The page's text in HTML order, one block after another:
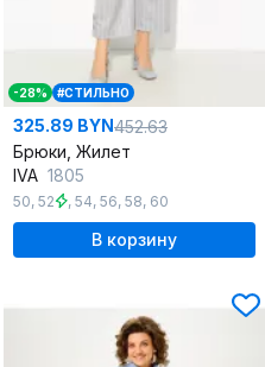
-28% #СТИЛЬНО
325.89 BYN452.63
Брюки, Жилет
IVA 1805
50, 52 , 54, 56, 58, 60
В корзину